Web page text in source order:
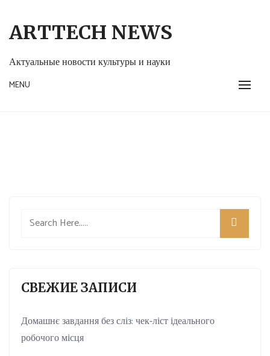
content
ARTTECH NEWS
Актуальные новости культуры и науки
MENU
СВЕЖИЕ ЗАПИСИ
Домашнє завдання без сліз: чек-ліст ідеального
робочого місця